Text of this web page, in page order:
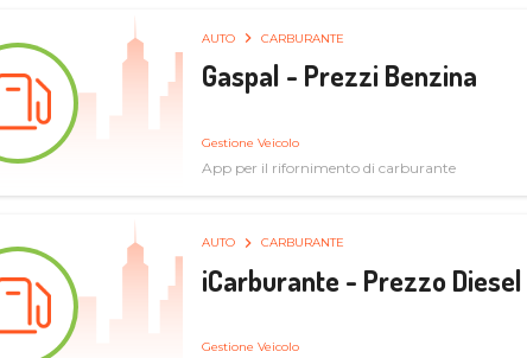
AUTO CARBURANTE
Gaspal - Prezzi Benzina
Gestione Veicolo
App per il rifornimento di carburante
AUTO CARBURANTE
iCarburante - Prezzo Diesel
Gestione Veicolo